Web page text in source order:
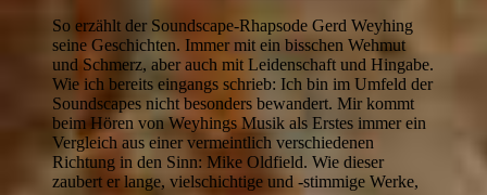
So erzählt der Soundscape-Rhapsode Gerd Weyhing
seine Geschichten. Immer mit ein bisschen Wehmut
und Schmerz, aber auch mit Leidenschaft und Hingabe.
Wie ich bereits eingangs schrieb: Ich bin im Umfeld der
Soundscapes nicht besonders bewandert. Mir kommt
beim Hören von Weyhings Musik als Erstes immer ein
Vergleich aus einer vermeintlich verschiedenen
Richtung in den Sinn: Mike Oldfield. Wie dieser
zaubert er lange, vielschichtige und -stimmige Werke,